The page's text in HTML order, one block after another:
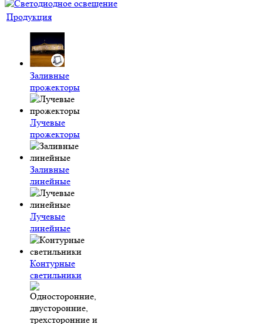
Продукция
Заливные
прожекторы
Лучевые
прожекторы
Заливные
линейные
Лучевые
линейные
Контурные
светильники